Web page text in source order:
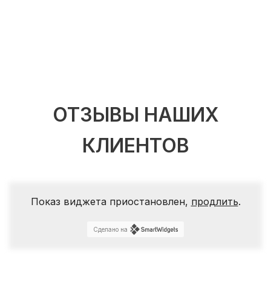
ОТЗЫВЫ НАШИХ
КЛИЕНТОВ
Показ виджета приостановлен, продлить.
Сделано на